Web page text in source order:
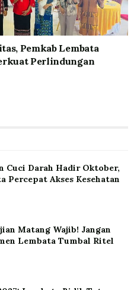
Pemkab Lembata
Perlindungan
Cuci Darah Hadir Oktober,
Percepat Akses Kesehatan
Matang Wajib! Jangan
Lembata Tumbal Ritel